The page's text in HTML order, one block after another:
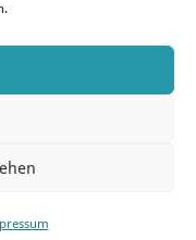
login